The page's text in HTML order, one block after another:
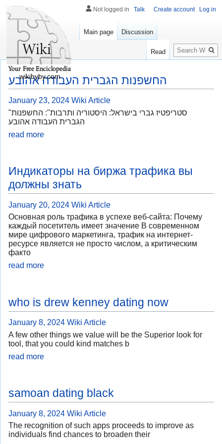
החשפנות הגברית העבודה אהובע
January 23, 2024 Wiki Article
"סטריפטיז גברי בישראל: היסטוריה ותרבות": החשפנות
הגברית העבודה אהובע
read more
Индикаторы на биржа трафика вы
должны знать
January 20, 2024 Wiki Article
Основная роль трафика в успехе веб-сайта: Почему
каждый посетитель имеет значение В современном
мире цифрового маркетинга, трафик на интернет-
ресурсе является не просто числом, а критическим
факто
read more
who is drew kenney dating now
January 8, 2024 Wiki Article
A few other things we value will be the Superior look for
tool, that you could kind matches b
read more
samoan dating black
January 8, 2024 Wiki Article
The recognition of such apps proceeds to improve as
individuals find chances to broaden their
Not logged in Talk Create account Log in
Main page Discussion
Read
Search
wikibyby.com